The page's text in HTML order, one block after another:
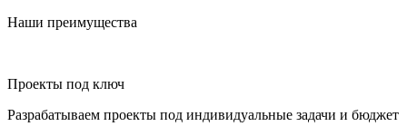
Наши преимущества
Проекты под ключ
Разрабатываем проекты под индивидуальные задачи и бюджет